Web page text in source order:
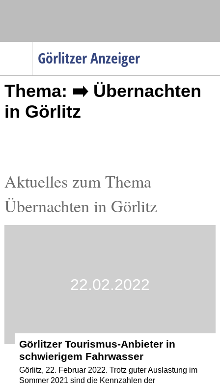
Görlitzer Anzeiger
Menüpunkte
Startseite
Gesellschaft
Gesundheit
Kultur
Thema: ➡️ Übernachten
in Görlitz
Aktuelles zum Thema
Übernachten in Görlitz
22.02.2022
Görlitzer Tourismus-Anbieter in
schwierigem Fahrwasser
Görlitz, 22. Februar 2022. Trotz guter Auslastung im
Sommer 2021 sind die Kennzahlen der